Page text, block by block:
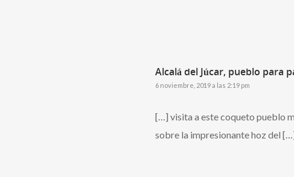
Alcalá del Júcar, pueblo para
6 noviembre, 2019 a las 2:19 pm
[…] visita a este coqueto pueblo
sobre la impresionante hoz del